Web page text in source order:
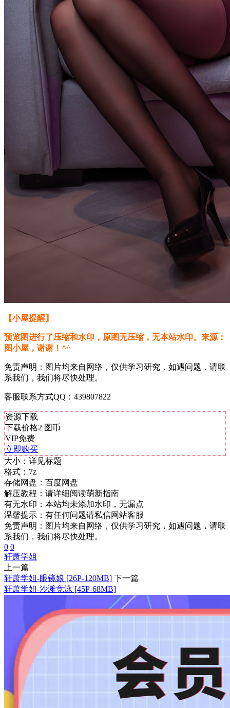
【小屋提醒】
预览图进行了压缩和水印，原图无压缩，无本站水印。来源：
图小屋，谢谢！^^
免责声明：图片均来自网络，仅供学习研究，如遇问题，请联
系我们，我们将尽快处理。
客服联系方式QQ：439807822
资源下载
下载价格2 图币
VIP免费
立即购买
大小： 详见标题
格式： 7z
存储网盘： 百度网盘
解压教程： 请详细阅读萌新指南
有无水印： 本站均未添加水印，无漏点
温馨提示： 有任何问题请私信网站客服
免责声明：图片均来自网络，仅供学习研究，如遇问题，请联
系我们，我们将尽快处理。
0 0
轩萧学姐
上一篇
轩萧学姐-眼镜娘 [26P-120MB] 下一篇
轩萧学姐-沙滩竞泳 [45P-68MB]